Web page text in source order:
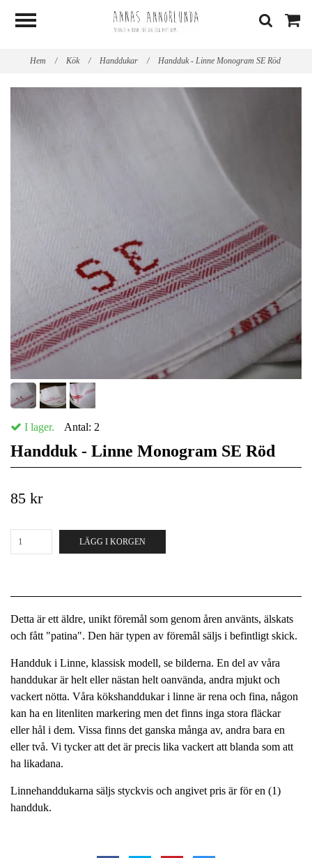
Hem / Kök / Handdukar / Handduk - Linne Monogram SE Röd
I lager. Antal: 2
Handduk - Linne Monogram SE Röd
85 kr
LÄGG I KORGEN
Detta är ett äldre, unikt föremål som genom åren använts, älskats
och fått "patina". Den här typen av föremål säljs i befintligt skick.
Handduk i Linne, klassisk modell, se bilderna. En del av våra
handdukar är helt eller nästan helt oanvända, andra mjukt och
vackert nötta. Våra kökshanddukar i linne är rena och fina, någon
kan ha en litenliten markering men det finns inga stora fläckar
eller hål i dem. Vissa finns det ganska många av, andra bara en
eller två. Vi tycker att det är precis lika vackert att blanda som att
ha likadana.
Linnehanddukarna säljs styckvis och angivet pris är för en (1)
handduk.